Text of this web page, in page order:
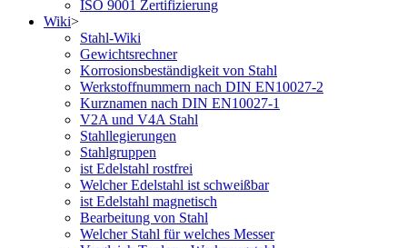
ISO 9001 Zertifizierung
Wiki>
Stahl-Wiki
Gewichtsrechner
Korrosionsbeständigkeit von Stahl
Werkstoffnummern nach DIN EN10027-2
Kurznamen nach DIN EN10027-1
V2A und V4A Stahl
Stahllegierungen
Stahlgruppen
ist Edelstahl rostfrei
Welcher Edelstahl ist schweißbar
ist Edelstahl magnetisch
Bearbeitung von Stahl
Welcher Stahl für welches Messer